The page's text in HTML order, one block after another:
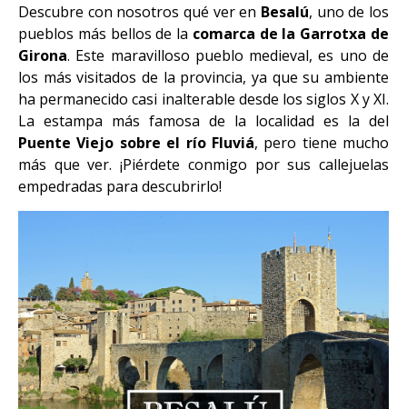
Descubre con nosotros qué ver en Besalú, uno de los
pueblos más bellos de la comarca de la Garrotxa de
Girona. Este maravilloso pueblo medieval, es uno de
los más visitados de la provincia, ya que su ambiente
ha permanecido casi inalterable desde los siglos X y XI.
La estampa más famosa de la localidad es la del
Puente Viejo sobre el río Fluviá, pero tiene mucho
más que ver. ¡Piérdete conmigo por sus callejuelas
empedradas para descubrirlo!